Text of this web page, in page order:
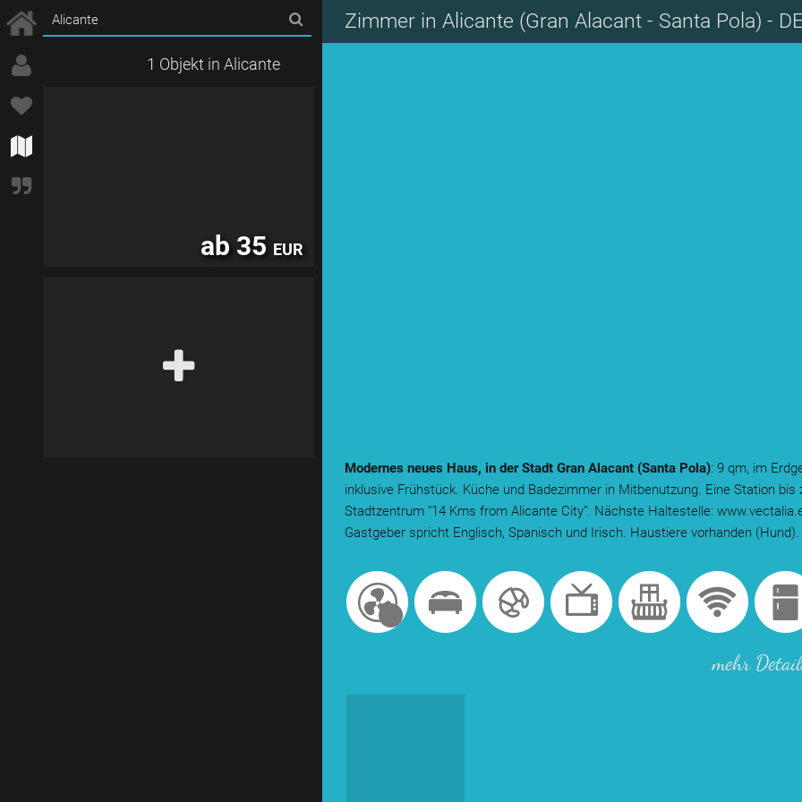
Zimmer in Alicante (Gran Alacant - Santa Pola) -
Modernes neues Haus, in der Stadt Gran Alacant (Santa Pola): 9 qm, im
inklusive Frühstück. Küche und Badezimmer in Mitbenutzung. Eine Station bis
Stadtzentrum "14 Kms from Alicante City". Nächste Haltestelle:
Gastgeber spricht Englisch, Spanisch und Irisch. Haustiere vorhanden (Hund).
mehr
1 Objekt in Alicante
ab 35 EUR